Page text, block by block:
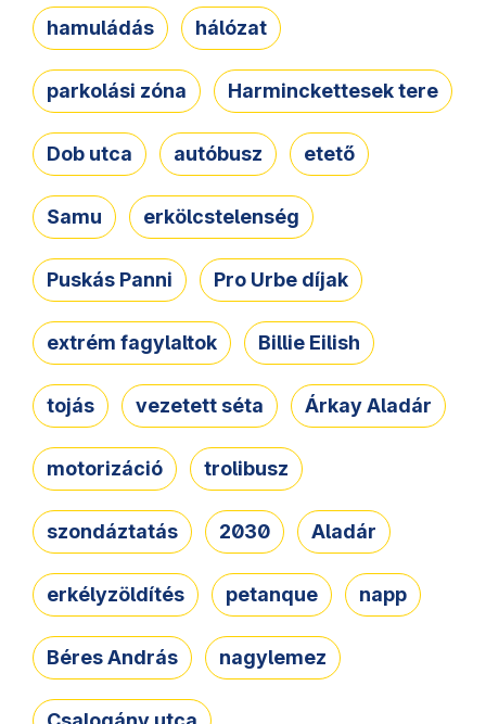
hamuládás hálózat
parkolási zóna Harminckettesek tere
Dob utca autóbusz etető
Samu erkölcstelenség
Puskás Panni Pro Urbe díjak
extrém fagylaltok Billie Eilish
tojás vezetett séta Árkay Aladár
motorizáció trolibusz
szondáztatás 2030 Aladár
erkélyzöldítés petanque napp
Béres András nagylemez